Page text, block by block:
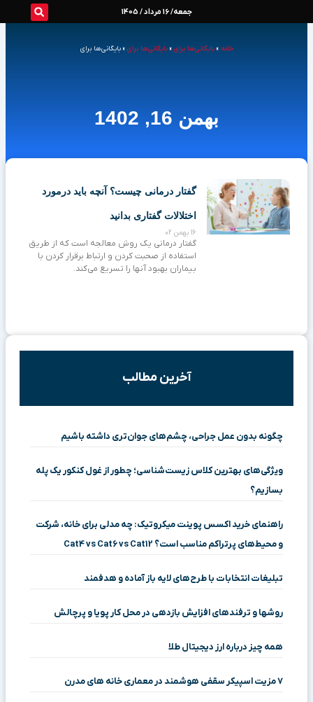
جمعه/ 16 مرداد / 1405
خانه »بایگانی‌ها برای »بایگانی‌ها برای »بایگانی‌ها برای
بهمن 16, 1402
گفتار درمانی چیست؟ آنچه باید درمورد
اختلالات گفتاری بدانید
16 بهمن 02
گفتار درمانی یک روش معالجه است که از طریق
استفاده از صحبت کردن و ارتباط برقرار کردن با
بیماران بهبود آنها را تسریع می‌کند.
آخرین مطالب
چگونه بدون عمل جراحی، چشم‌های جوان‌تری داشته باشیم
ویژگی‌های بهترین کلاس زیست‌شناسی؛ چطور از غول کنکور یک پله
بسازیم؟
راهنمای خرید اکسس پوینت میکروتیک: چه مدلی برای خانه، شرکت
و محیط‌های پرتراکم مناسب است؟ Cat4 vs Cat6 vs Cat12
تبلیغات انتخابات با طرح‌های لایه باز آماده و هدفمند
روشها و ترفندهای افزایش بازدهی در محل کار پویا و پرچالش
همه چیز درباره ارز دیجیتال طلا
۷ مزیت اسپیکر سقفی هوشمند در معماری خانه‌ های مدرن